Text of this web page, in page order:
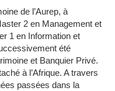
de l’Aurep, à
2 en Management et
1 en Information et
été
et Banquier Privé.
à l’Afrique. A travers
passées dans la